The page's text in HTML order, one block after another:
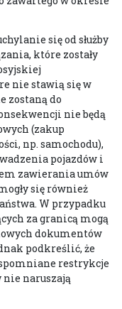
się od służby
które zostały
nie stawią się w
zostaną do
nie będą
(zakup
np. samochodu),
pojazdów i
zawierania umów
się również
W przypadku
za granicą mogą
dokumentów
podkreślić, że
restrykcje
nie naruszają